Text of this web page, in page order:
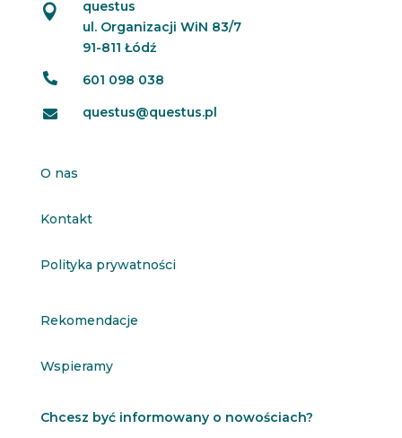

questus
ul. Organizacji WiN 83/7
91-811 Łódź
 601 098 038
 questus@questus.pl
O nas
Kontakt
Polityka prywatności
Rekomendacje
Wspieramy
Chcesz być informowany o nowościach?